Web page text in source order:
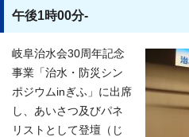
午後1時00分-
岐阜治水会30周年記念
事業「治水・防災シン
ポジウムinぎふ」に出席
し、あいさつ及びパネ
リストとして登壇（じ